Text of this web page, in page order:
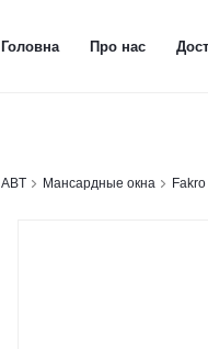
Головна Про нас
ABT Мансардные окна Fakro